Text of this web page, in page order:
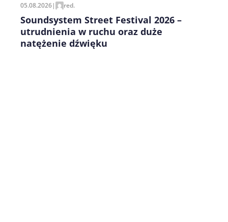
05.08.2026| red.
Soundsystem Street Festival 2026 –
utrudnienia w ruchu oraz duże
natężenie dźwięku